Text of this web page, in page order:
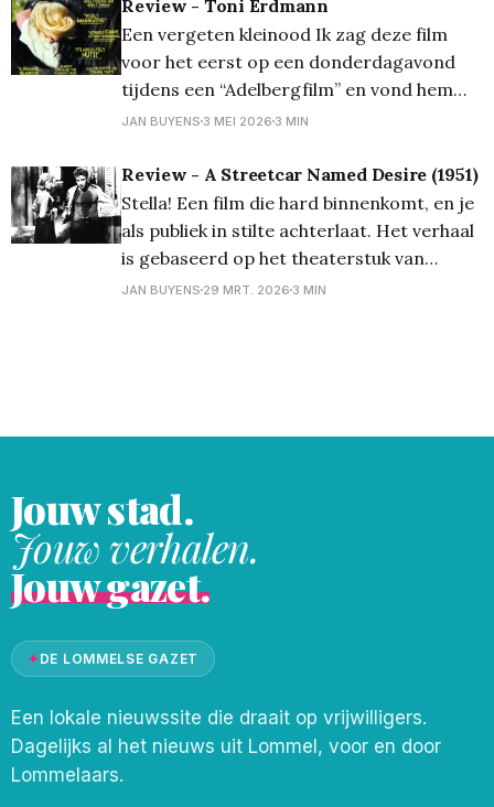
avontuurlijke komedie die zich afspeelt
Review - Toni Erdmann
Een vergeten kleinood Ik zag deze film
voor het eerst op een donderdagavond
tijdens een “Adelbergfilm” en vond hem
terug in de bibliotheek van Lommel. Deze
voor de oscar "beste buitenlandse film",
maar moest de duimen afleggen voor het
eveneens sterke “The
JAN BUYENS 3 MEI 2026 3 MIN
Review - A Streetcar Named Desire (1951)
Stella! Een film die hard binnenkomt, en je
als publiek in stilte achterlaat. Het verhaal
is gebaseerd op het theaterstuk van
Tennessee Williams. Wat je ziet aan de
JAN BUYENS 29 MRT. 2026 3 MIN
Jouw stad.
Jouw verhalen.
Jouw gazet.
✦DE LOMMELSE GAZET
Een lokale nieuwssite die draait op vrijwilligers.
Dagelijks al het nieuws uit Lommel, voor en door
Lommelaars.